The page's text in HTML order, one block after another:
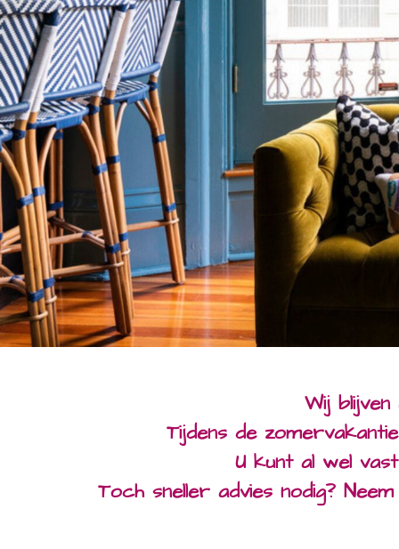
Wij
Tijdens de
U kunt al wel
Toch sneller advies nodig?